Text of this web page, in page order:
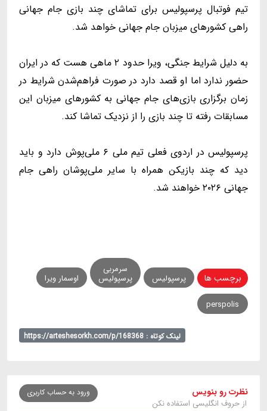
تیم فوتبال پرسپولیس برای تماشای چند بازی جام جهانی
راهی کشورهای میزبان جام جهانی خواهد شد.
به دلیل شرایط جنگی، ویرا حدود ۲ ماهی هست که در ایران
حضور ندارد اما او قصد دارد در صورت فراهم‌شدن شرایط در
زمان برگزاری بازی‌های جام جهانی به کشورهای میزبان این
مسابقات رفته تا چند بازی را از نزدیک تماشا کند.
پرسپولیس در اردوی فعلی تیم ملی ۶ ملی‌پوش دارد و باید
دید که چند بازیکن همراه با سایر ملی‌پوشان راهی جام
جهانی ۲۰۲۶ خواهند شد.
برچسب ها پرسپولیس
سرمربی
پرسپولیس اوسمار ویرا
perspolis
لینک کوتاه : https://arteshesorkh.com/p/168368
نظرت رو بنویس
از حروف انگلیسی استفاده نکن
ورود به حساب کاربری